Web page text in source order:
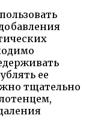
ее
тщательно